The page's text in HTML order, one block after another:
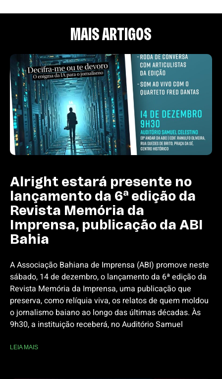
MAIS ARTIGOS
Alright estará presente no
lançamento da 6ª edição da
Revista Memória da
Imprensa, publicação da ABI
Bahia
A Associação Bahiana de Imprensa (ABI) promove neste
sábado, 14 de dezembro, o lançamento da 6ª edição da
Revista Memória da Imprensa, uma publicação que
preserva, como relíquia viva, os relatos de quem moldou
o jornalismo baiano ao longo das últimas décadas. Às
9h30, a instituição receberá, no Auditório Samuel
LEIA MAIS